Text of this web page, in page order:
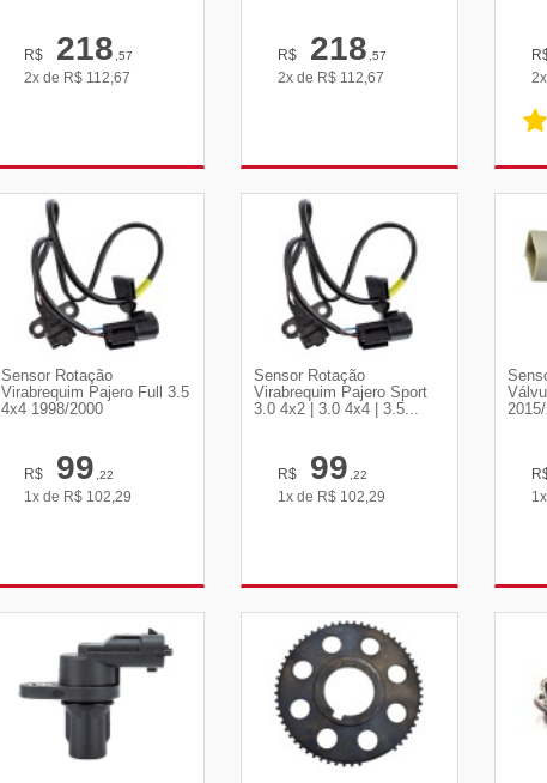
R$ 218,57
2x de R$ 112,67
R$ 218,57
2x de R$ 112,67
Sensor Rotação
Virabrequim Pajero Full 3.5
4x4 1998/2000
R$ 99,22
1x de R$ 102,29
Sensor Rotação
Virabrequim Pajero Sport
3.0 4x2 | 3.0 4x4 | 3.5...
R$ 99,22
1x de R$ 102,29